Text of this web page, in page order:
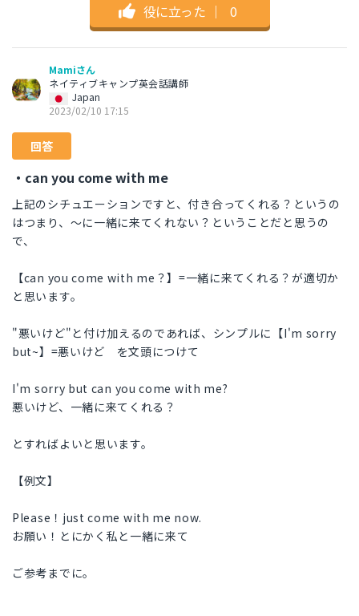
役に立った ｜ 0
Mamiさん
ネイティブキャンプ英会話講師
Japan
2023/02/10 17:15
回答
・can you come with me
上記のシチュエーションですと、付き合ってくれる？というの
はつまり、～に一緒に来てくれない？ということだと思うの
で、
【can you come with me？】=一緒に来てくれる？が適切か
と思います。
"悪いけど"と付け加えるのであれば、シンプルに【I'm sorry
but~】=悪いけど を文頭につけて
I'm sorry but can you come with me?
悪いけど、一緒に来てくれる？
とすればよいと思います。
【例文】
Please！just come with me now.
お願い！とにかく私と一緒に来て
ご参考までに。